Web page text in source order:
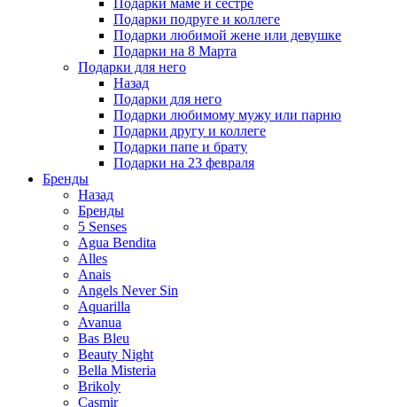
Подарки маме и сестре
Подарки подруге и коллеге
Подарки любимой жене или девушке
Подарки на 8 Марта
Подарки для него
Назад
Подарки для него
Подарки любимому мужу или парню
Подарки другу и коллеге
Подарки папе и брату
Подарки на 23 февраля
Бренды
Назад
Бренды
5 Senses
Agua Bendita
Alles
Anais
Angels Never Sin
Aquarilla
Avanua
Bas Bleu
Beauty Night
Bella Misteria
Brikoly
Casmir